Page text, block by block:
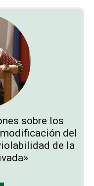
sobre los
del
de la